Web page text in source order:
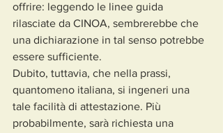
offrire: leggendo le linee guida
rilasciate da CINOA, sembrerebbe che
una dichiarazione in tal senso potrebbe
essere sufficiente.
Dubito, tuttavia, che nella prassi,
quantomeno italiana, si ingeneri una
tale facilità di attestazione. Più
probabilmente, sarà richiesta una